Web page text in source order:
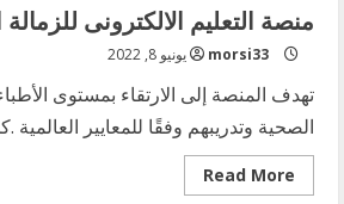
منصة التعليم الالكترونى
morsi33 يونيو 8, 2022
تهدف المنصة إلى الارتقاء بمستوى
الصحية وتدريبهم وفقًا للمعايير العالمية
Read More
Read
more